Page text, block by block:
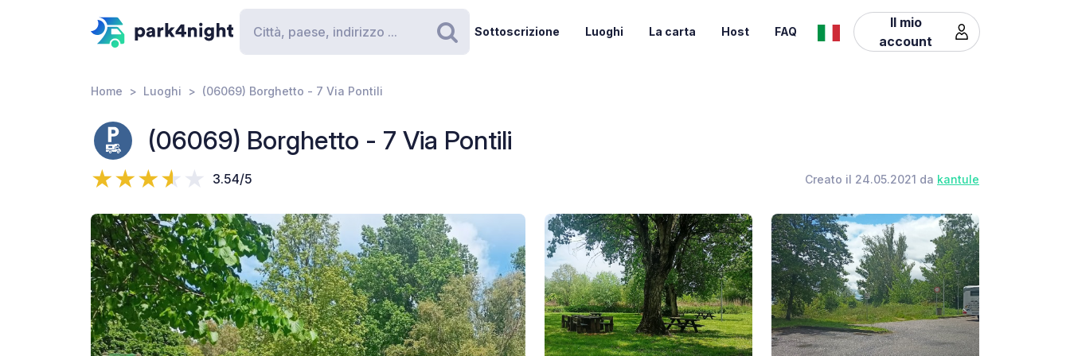
Ricerca
Sottoscrizione Luoghi La carta Host FAQ
Il mio
account
Home Luoghi (06069) Borghetto - 7 Via Pontili
(06069) Borghetto - 7 Via Pontili
3.54/5 Creato il 24.05.2021 da kantule